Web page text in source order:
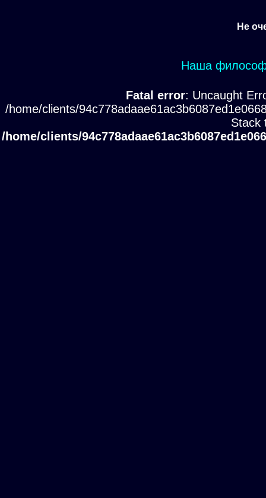
Не
Наша
Fatal error: Uncaught
/home/clients/
Stack
/home/clients/